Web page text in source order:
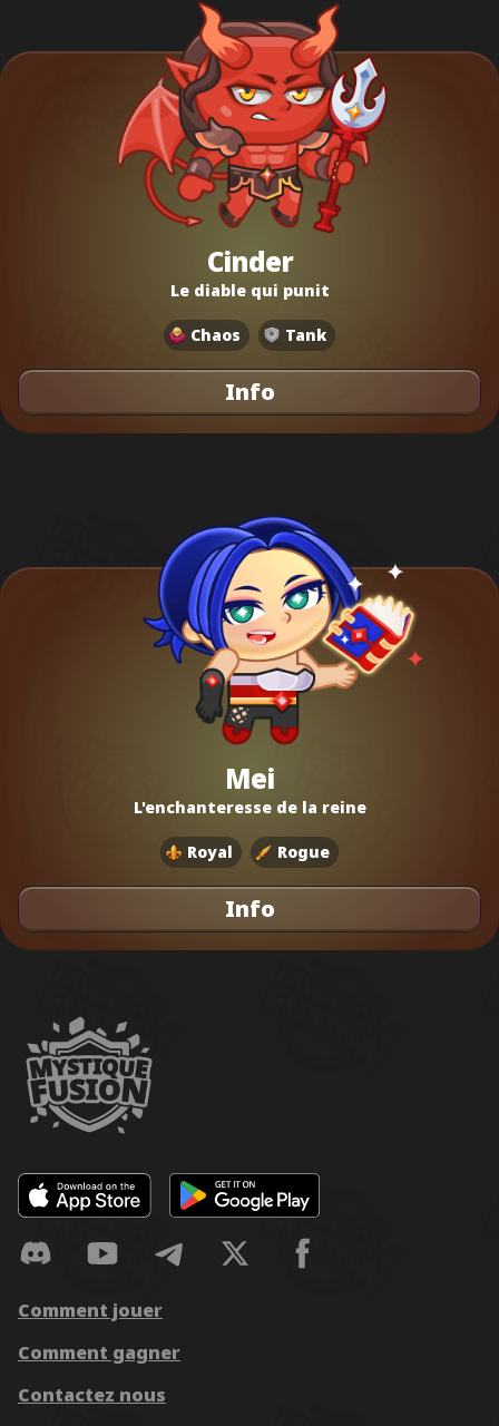
Cinder
Le diable qui punit
Chaos Tank
Info
Mei
L'enchanteresse de la reine
Royal Rogue
Info
Comment jouer
Comment gagner
Contactez nous